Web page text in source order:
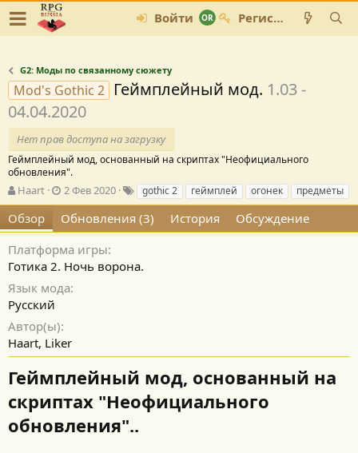
Войти Регистрация
G2: Моды по связанному сюжету
Mod's Gothic 2 Геймплейный мод. 1.03 -
04.04.2020
Нет прав доступа на загрузку
Геймплейный мод, основанный на скриптах "Неофициального
обновления".
А
в
т
о
р
Haart
Д
а
т
а
с
о
д
и
я
2 Фев 2020
е
г
и
gothic 2 геймплей огонек предметы
Обзор Обновления (3) История
Обсуждение
Платформа игры
Готика 2. Ночь ворона.
Язык мода
Русский
Автор(ы)
Haart, Liker
Геймплейный мод, основанный на
скриптах "Неофициального
обновления"..